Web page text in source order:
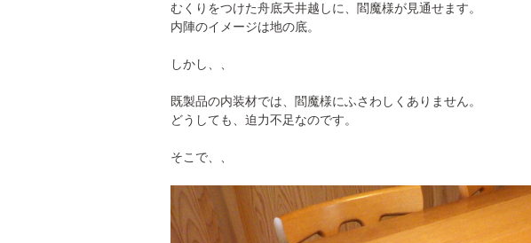
むくりをつけた舟底天井越しに、閻魔様が見通せます。
内陣のイメージは地の底。
しかし、、
既製品の内装材では、閻魔様にふさわしくありません。
どうしても、迫力不足なのです。
そこで、、